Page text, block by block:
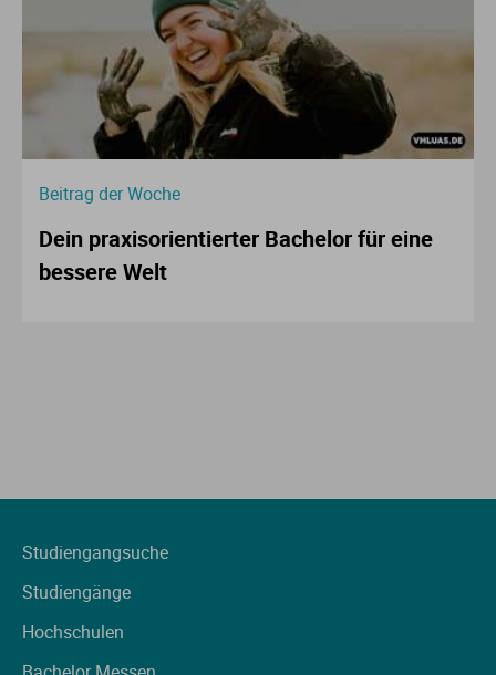
Beitrag der Woche
Dein praxisorientierter Bachelor für eine
bessere Welt
Studiengangsuche
Studiengänge
Hochschulen